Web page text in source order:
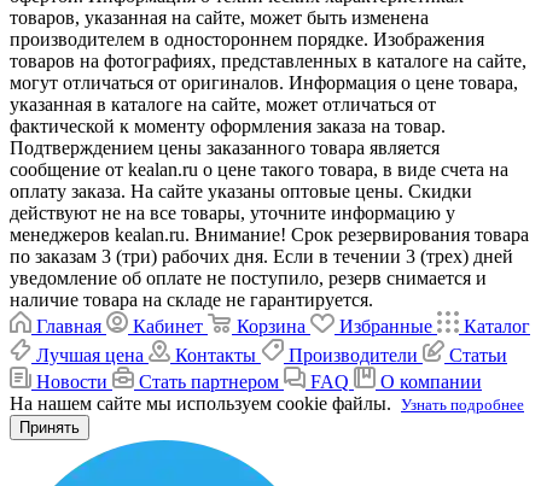
товаров, указанная на сайте, может быть изменена
производителем в одностороннем порядке. Изображения
товаров на фотографиях, представленных в каталоге на сайте,
могут отличаться от оригиналов. Информация о цене товара,
указанная в каталоге на сайте, может отличаться от
фактической к моменту оформления заказа на товар.
Подтверждением цены заказанного товара является
сообщение от kealan.ru о цене такого товара, в виде счета на
оплату заказа. На сайте указаны оптовые цены. Скидки
действуют не на все товары, уточните информацию у
менеджеров kealan.ru. Внимание! Срок резервирования товара
по заказам 3 (три) рабочих дня. Если в течении 3 (трех) дней
уведомление об оплате не поступило, резерв снимается и
наличие товара на складе не гарантируется.
Главная
Кабинет Корзина Избранные
Каталог
Лучшая цена
Контакты Производители
Статьи
Новости
Стать партнером FAQ
О компании
На нашем сайте мы используем cookie файлы. Узнать подробнее
Принять